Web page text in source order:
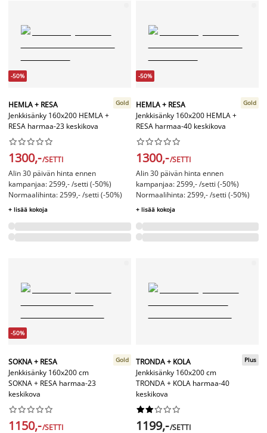
-50%
HEMLA + RESA
Jenkkisänky 160x200 HEMLA +
RESA harmaa-23 keskikova
Gold






1300,-/SETTI
Alin 30 päivän hinta ennen
kampanjaa: 2599,- /setti (-50%)
Normaalihinta: 2599,- /setti (-50%)
+ lisää kokoja
-50%
HEMLA + RESA
Jenkkisänky 160x200 HEMLA +
RESA harmaa-40 keskikova
Gold






1300,-/SETTI
Alin 30 päivän hinta ennen
kampanjaa: 2599,- /setti (-50%)
Normaalihinta: 2599,- /setti (-50%)
+ lisää kokoja
-50%
SOKNA + RESA
Jenkkisänky 160x200 cm
SOKNA + RESA harmaa-23
keskikova
Gold






1150,-/SETTI
TRONDA + KOLA
Jenkkisänky 160x200 cm
TRONDA + KOLA harmaa-40
keskikova
Plus






1199,-/SETTI